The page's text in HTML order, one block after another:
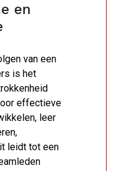
en
van een
is het
effectieve
leer
leidt tot een